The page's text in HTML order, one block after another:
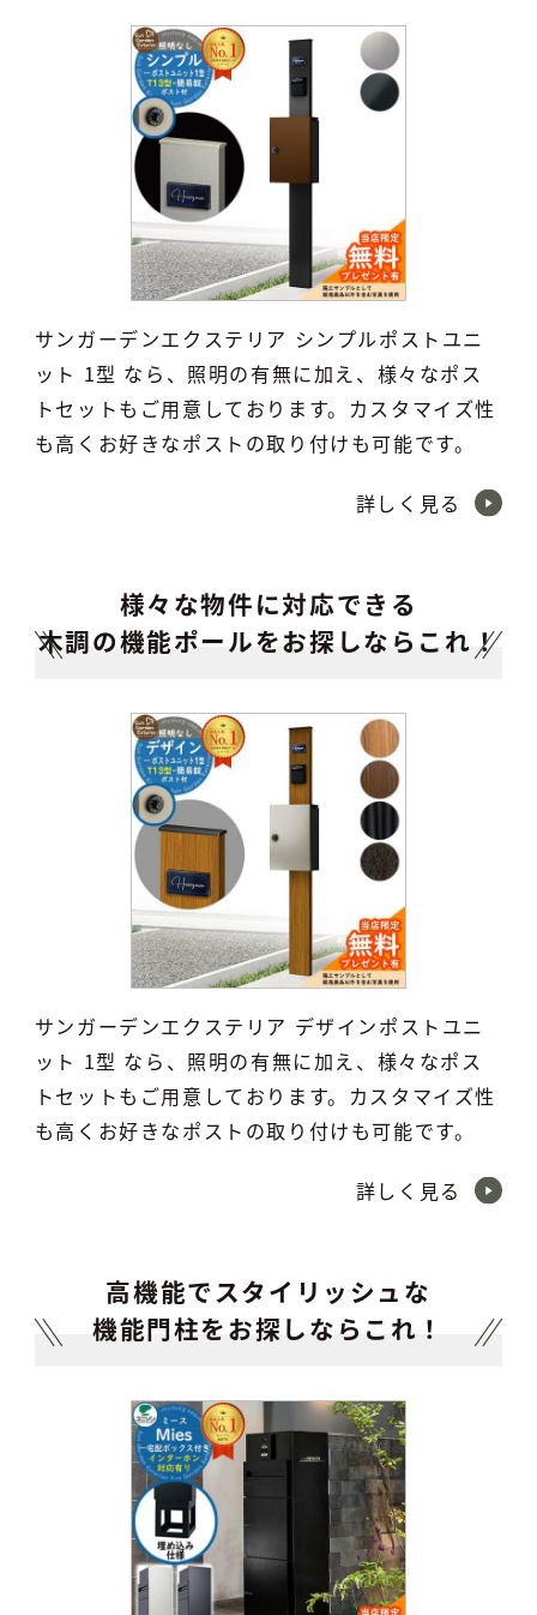
サンガーデンエクステリア シンプルポストユニ
ット 1型 なら、照明の有無に加え、様々なポス
トセットもご用意しております。カスタマイズ性
も高くお好きなポストの取り付けも可能です。
詳しく見る
様々な物件に対応できる
木調の機能ポールをお探しならこれ！
サンガーデンエクステリア デザインポストユニ
ット 1型 なら、照明の有無に加え、様々なポス
トセットもご用意しております。カスタマイズ性
も高くお好きなポストの取り付けも可能です。
詳しく見る
高機能でスタイリッシュな
機能門柱をお探しならこれ！